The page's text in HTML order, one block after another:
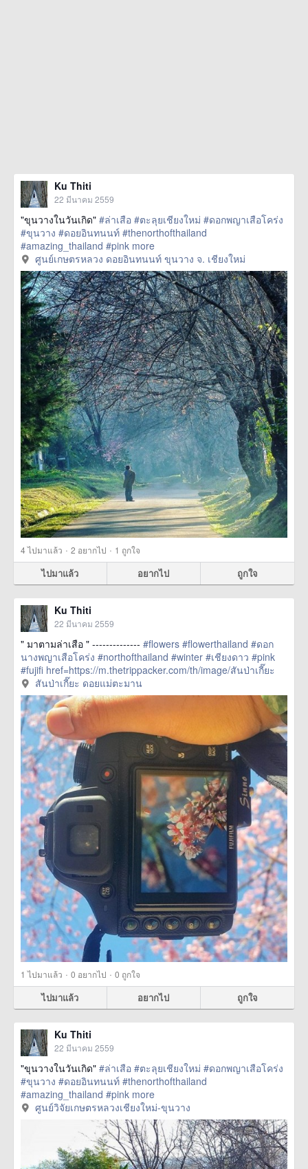
Ku Thiti
22 มีนาคม 2559
"ขุนวางในวันเกิด" #ล่าเสือ #ตะลุยเชียงใหม่ #ดอกพญาเสือโคร่ง
#ขุนวาง #ดอยอินทนนท์ #thenorthofthailand
#amazing_thailand #pink more
ศูนย์เกษตรหลวง ดอยอินทนนท์ ขุนวาง จ. เชียงใหม่
4ไปมาแล้ว · 2 อยากไป · 1 ถูกใจ
ไปมาแล้ว อยากไป ถูกใจ
Ku Thiti
22 มีนาคม 2559
" มาตามล่าเสือ " -------------- #flowers #flowerthailand #ดอก
นางพญาเสือโคร่ง #northofthailand #winter #เชียงดาว #pink
#fujifi href=https://m.thetrippacker.com/th/image/สันป่าเกี๊ยะ
ดอยแม่ตะมาน/192494> more
สันป่าเกี๊ยะ ดอยแม่ตะมาน
1 ไปมาแล้ว · 0 อยากไป · 0 ถูกใจ
ไปมาแล้ว อยากไป ถูกใจ
Ku Thiti
22 มีนาคม 2559
"ขุนวางในวันเกิด" #ล่าเสือ #ตะลุยเชียงใหม่ #ดอกพญาเสือโคร่ง
#ขุนวาง #ดอยอินทนนท์ #thenorthofthailand
#amazing_thailand #pink more
ศูนย์วิจัยเกษตรหลวงเชียงใหม่-ขุนวาง